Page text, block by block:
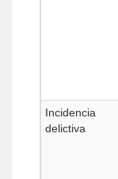
Incidencia
delictiva